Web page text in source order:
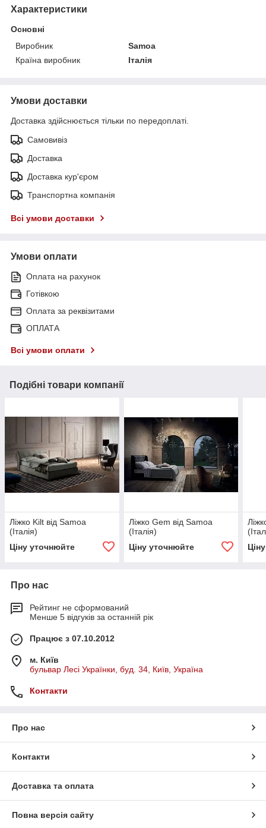
Характеристики
Основні
Виробник
Samoa
Країна виробник
Італія
Умови доставки
Доставка здійснюється тільки по передоплаті.
Самовивіз
Доставка
Доставка кур'єром
Транспортна компанія
Всі умови доставки
Умови оплати
Оплата на рахунок
Готівкою
Оплата за реквізитами
ОПЛАТА
Всі умови оплати
Подібні товари компанії
Ліжко Kilt від Samoa
(Італія)
Ціну уточнюйте
Ліжко Gem від Samoa
(Італія)
Ціну уточнюйте
Про нас
Рейтинг не сформований
Менше 5 відгуків за останній рік
Працює з 07.10.2012
м. Київ
бульвар Лесі Українки, буд. 34, Київ, Україна
Контакти
Про нас
Контакти
Доставка та оплата
Повна версія сайту